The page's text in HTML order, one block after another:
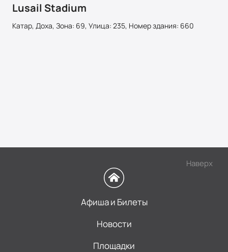
Lusail Stadium
Катар, Доха, Зона: 69, Улица: 235, Номер здания: 660
Наверх
Афиша и Билеты
Новости
Площадки